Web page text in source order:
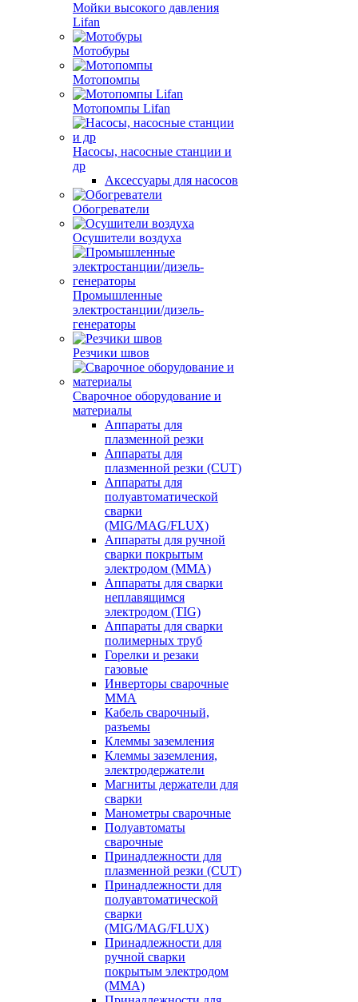
Мойки высокого давления
Lifan
Мотобуры
Мотопомпы
Мотопомпы Lifan
Насосы, насосные станции и
др
Аксессуары для насосов
Обогреватели
Осушители воздуха
Промышленные
электростанции/дизель-
генераторы
Резчики швов
Сварочное оборудование и
материалы
Аппараты для
плазменной резки
Аппараты для
плазменной резки (CUT)
Аппараты для
полуавтоматической
сварки
(MIG/MAG/FLUX)
Аппараты для ручной
сварки покрытым
электродом (MMA)
Аппараты для сварки
неплавящимся
электродом (TIG)
Аппараты для сварки
полимерных труб
Горелки и резаки
газовые
Инверторы сварочные
ММА
Кабель сварочный,
разъемы
Клеммы заземления
Клеммы заземления,
электродержатели
Магниты держатели для
сварки
Манометры сварочные
Полуавтоматы
сварочные
Принадлежности для
плазменной резки (CUT)
Принадлежности для
полуавтоматической
сварки
(MIG/MAG/FLUX)
Принадлежности для
ручной сварки
покрытым электродом
(MMA)